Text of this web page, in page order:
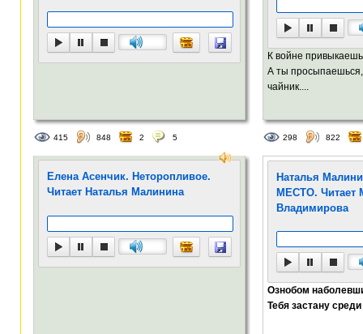
415 848 2 5
К войне
А ты просыпаешься,
чайник....
298 822
Елена Асенчик. Неторопливое.
Читает Наталья Малинина
Наталья
МЕСТО. Читает
Владимирова
Ознобом
Тебя застану среди